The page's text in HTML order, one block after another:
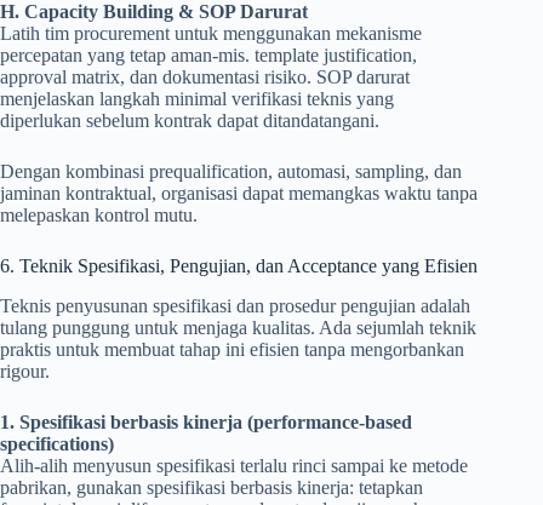
H. Capacity Building & SOP Darurat
Latih tim procurement untuk menggunakan mekanisme
percepatan yang tetap aman-mis. template justification,
approval matrix, dan dokumentasi risiko. SOP darurat
menjelaskan langkah minimal verifikasi teknis yang
diperlukan sebelum kontrak dapat ditandatangani.
Dengan kombinasi prequalification, automasi, sampling, dan
jaminan kontraktual, organisasi dapat memangkas waktu tanpa
melepaskan kontrol mutu.
6. Teknik Spesifikasi, Pengujian, dan Acceptance yang Efisien
Teknis penyusunan spesifikasi dan prosedur pengujian adalah
tulang punggung untuk menjaga kualitas. Ada sejumlah teknik
praktis untuk membuat tahap ini efisien tanpa mengorbankan
rigour.
1. Spesifikasi berbasis kinerja (performance-based
specifications)
Alih-alih menyusun spesifikasi terlalu rinci sampai ke metode
pabrikan, gunakan spesifikasi berbasis kinerja: tetapkan